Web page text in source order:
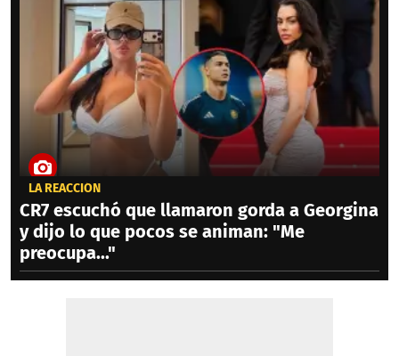
LA REACCIÓN
CR7 escuchó que llamaron gorda a Georgina
y dijo lo que pocos se animan: "Me
preocupa..."